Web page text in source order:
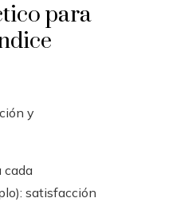
para
y
cada
satisfacción